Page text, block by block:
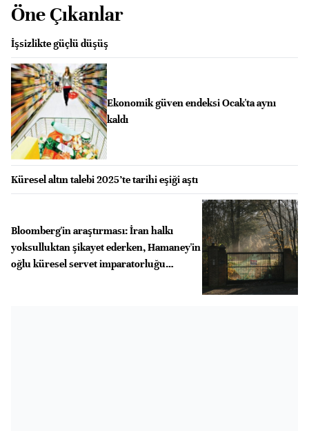
Öne Çıkanlar
İşsizlikte güçlü düşüş
Ekonomik güven endeksi Ocak'ta aynı
kaldı
Küresel altın talebi 2025’te tarihi eşiği aştı
Bloomberg'in araştırması: İran halkı
yoksulluktan şikayet ederken, Hamaney'in
oğlu küresel servet imparatorluğu